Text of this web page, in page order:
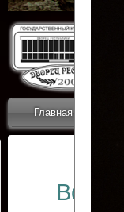
Главная
Все